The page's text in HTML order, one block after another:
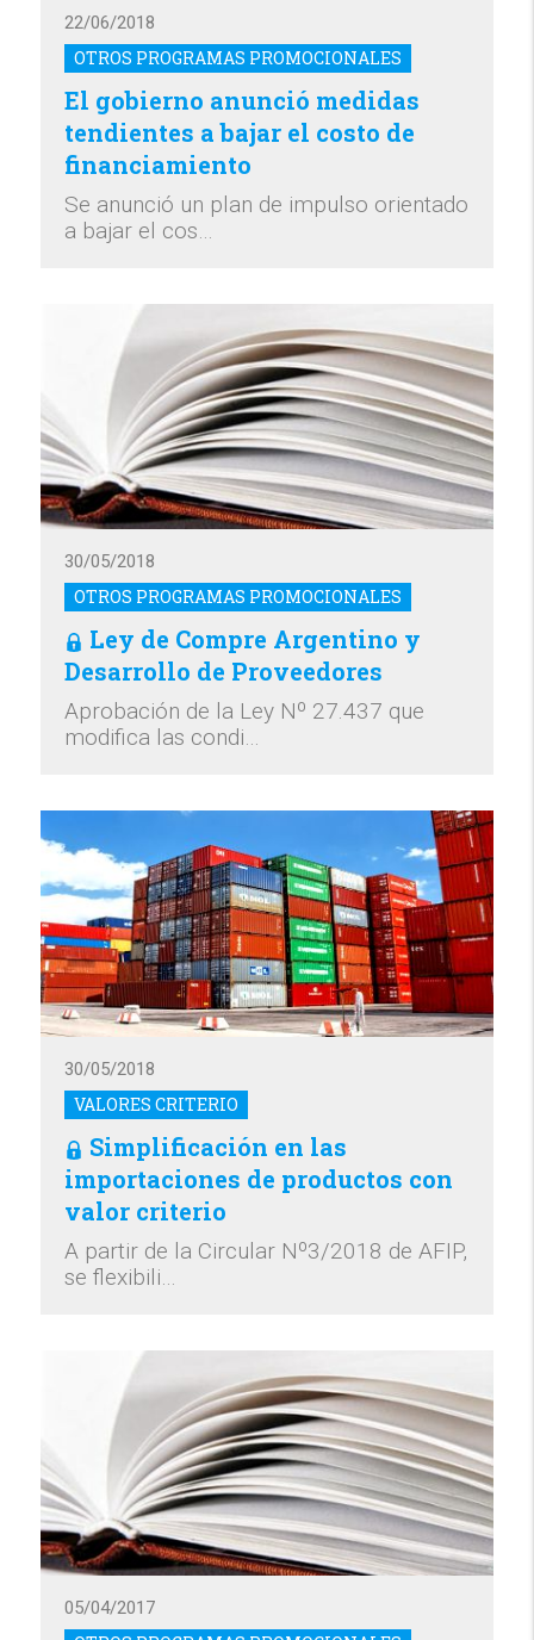
OTROS PROGRAMAS PROMOCIONALES
22/06/2018
El gobierno anunció medidas
tendientes a bajar el costo de
financiamiento
Se anunció un plan de impulso orientado
a bajar el cos…
OTROS PROGRAMAS PROMOCIONALES
30/05/2018
Ley de Compre Argentino y
Desarrollo de Proveedores
Aprobación de la Ley Nº 27.437 que
modifica las condi…
VALORES CRITERIO
30/05/2018
Simplificación en las
importaciones de productos con
valor criterio
A partir de la Circular Nº3/2018 de AFIP,
se flexibili…
05/04/2017